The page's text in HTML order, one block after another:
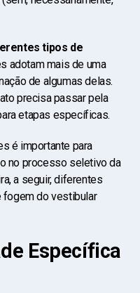
tipos de
adotam mais de uma
de algumas delas.
precisa passar pela
etapas específicas.
s é importante para
no processo seletivo da
a seguir, diferentes
do vestibular
Específica